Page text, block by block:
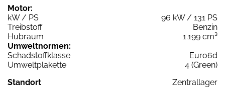
Motor:
kW / PS
96 kW / 131 PS
Treibstoff
Benzin
Hubraum
1.199 cm³
Umweltnormen:
Schadstoffklasse
Euro6d
Umweltplakette
4 (Green)
Standort
Zentrallager